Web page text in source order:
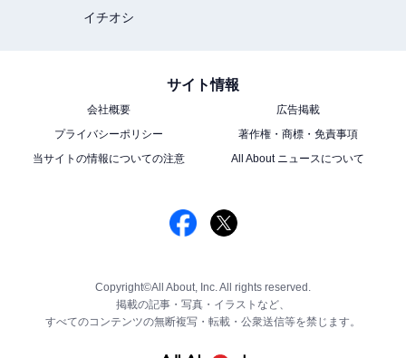
イチオシ
サイト情報
会社概要
広告掲載
プライバシーポリシー
著作権・商標・免責事項
当サイトの情報についての注意
All About ニュースについて
Copyright©All About, Inc. All rights reserved.
掲載の記事・写真・イラストなど、
すべてのコンテンツの無断複写・転載・公衆送信等を禁じます。